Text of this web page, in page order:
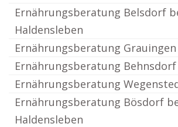
Ernährungsberatung Belsdorf
Haldensleben
Ernährungsberatung Grauingen
Ernährungsberatung Behnsdorf
Ernährungsberatung
Ernährungsberatung Bösdorf
Haldensleben